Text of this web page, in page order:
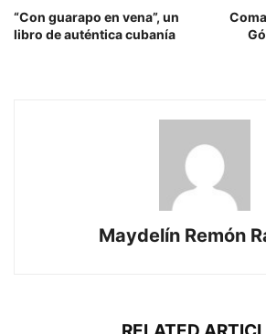
“Con guarapo en vena”, un
libro de auténtica cubanía
Maydelín Remón